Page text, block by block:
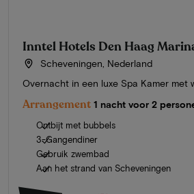
Inntel Hotels Den Haag
Scheveningen, Nederland
Overnacht in een luxe Spa Kamer met
Arrangement 1 nacht voor 2
Ontbijt met bubbels
3-Gangendiner
Gebruik zwembad
Aan het strand van Scheveningen